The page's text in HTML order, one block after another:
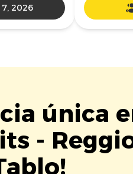
2026
única
-